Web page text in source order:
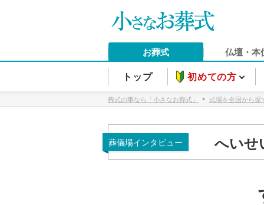
お葬式 仏壇・本
トップ 初めての方
葬式の事なら「小さなお葬式」 式場を全国から探
へいせ